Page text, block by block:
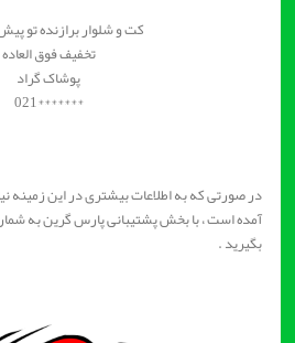
کت و شلوار برازنده تو
تخفیف فوق العاده
پوشاک گراد
*******021
در صورتی که به اطلاعات بیشتری در این زمینه
آمده است ، با بخش پشتیبانی پارس گرین به
بگیرید .